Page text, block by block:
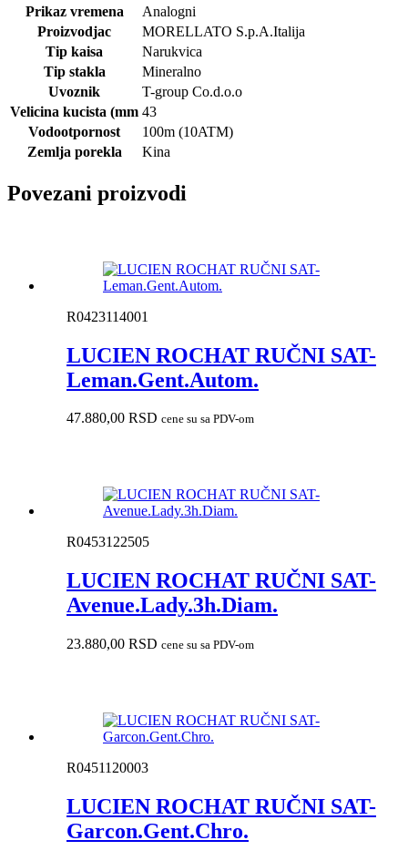
Prikaz vremena
Analogni
Proizvodjac
MORELLATO S.p.A.Italija
Tip kaisa
Narukvica
Tip stakla
Mineralno
Uvoznik
T-group Co.d.o.o
Velicina kucista (mm 43
Vodootpornost
100m (10ATM)
Zemlja porekla
Kina
Povezani proizvodi
R0423114001
LUCIEN ROCHAT RUČNI SAT-
Leman.Gent.Autom.
47.880,00 RSD cene su sa PDV-om
R0453122505
LUCIEN ROCHAT RUČNI SAT-
Avenue.Lady.3h.Diam.
23.880,00 RSD cene su sa PDV-om
R0451120003
LUCIEN ROCHAT RUČNI SAT-
Garcon.Gent.Chro.